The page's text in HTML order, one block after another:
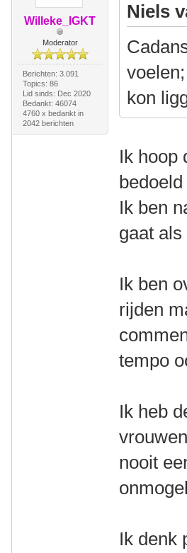
Willeke_IGKT
Moderator
Berichten: 3.091
Topics: 86
Lid sinds: Dec 2020
Bedankt: 46074
4760 x bedankt in
2042 berichten
Niels
kon
Ik hoop
Ik ben
gaat
Ik ben
rijden
tempo
Ik heb
nooit
Ik denk